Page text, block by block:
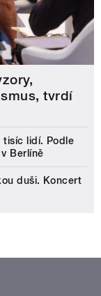
tvrdí
tisíc lidí. Podle
Berlíně
duši. Koncert